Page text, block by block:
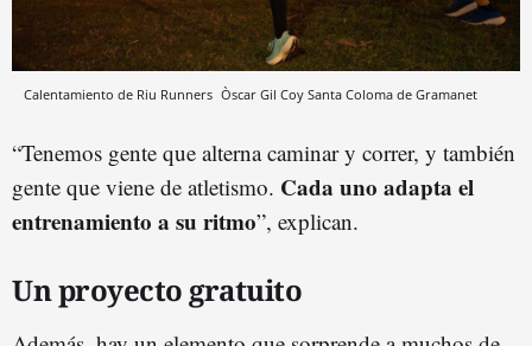
Calentamiento de Riu Runners Òscar Gil Coy Santa Coloma de Gramanet
“Tenemos gente que alterna caminar y correr, y también
gente que viene de atletismo. Cada uno adapta el
entrenamiento a su ritmo”, explican.
Un proyecto gratuito